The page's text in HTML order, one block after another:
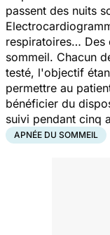
passent des nuits
respiratoires… Des
sommeil. Chacun
testé, l'objectif
permettre au
bénéficier du
suivi pendant cinq
APNÉE DU SOMMEIL